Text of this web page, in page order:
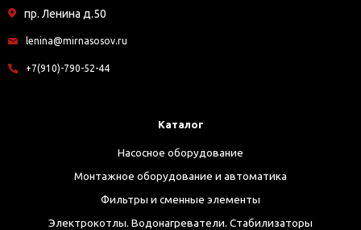
пр. Ленина д.50
lenina@mirnasosov.ru
+7(910)-790-52-44
Каталог
Насосное оборудование
Монтажное оборудование и автоматика
Фильтры и сменные элементы
Электрокотлы. Водонагреватели. Стабилизаторы